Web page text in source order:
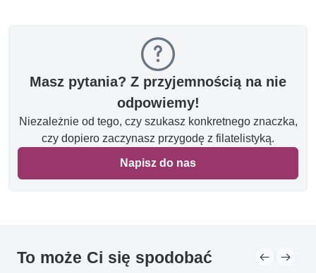
Masz pytania? Z przyjemnością na nie
odpowiemy!
Niezależnie od tego, czy szukasz konkretnego znaczka,
czy dopiero zaczynasz przygodę z filatelistyką.
Napisz do nas
To może Ci się spodobać